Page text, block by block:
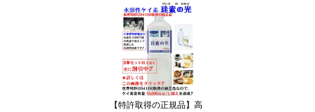
存水素濃度1.688ppm 水
素発生セラミック 従来の
2.5倍充填 業界最重量級
の20g入り 水素水生成 は
ペットボトルでなんと90
0本分(約4か月分) 水道水
のカルキも約5分で消滅
1時間程で アルカリ水素
水 国産
【特許取得の正規品】高